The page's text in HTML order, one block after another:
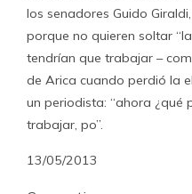
los senadores Guido
porque no quieren soltar
tendrían que trabajar –
de Arica cuando perdió la
un periodista: “ahora ¿qué
trabajar, po”.
13/05/2013